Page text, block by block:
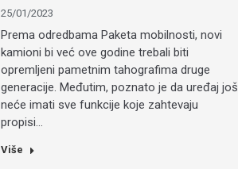
25/01/2023
Prema odredbama Paketa mobilnosti, novi
kamioni bi već ove godine trebali biti
opremljeni pametnim tahografima druge
generacije. Međutim, poznato je da uređaj još
neće imati sve funkcije koje zahtevaju
propisi…
Više